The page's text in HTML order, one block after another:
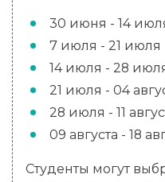
30 июня - 14
7 июля - 21 июля
14 июля - 28
21 июля - 04
28 июля - 11
09 августа - 18
Студенты могут